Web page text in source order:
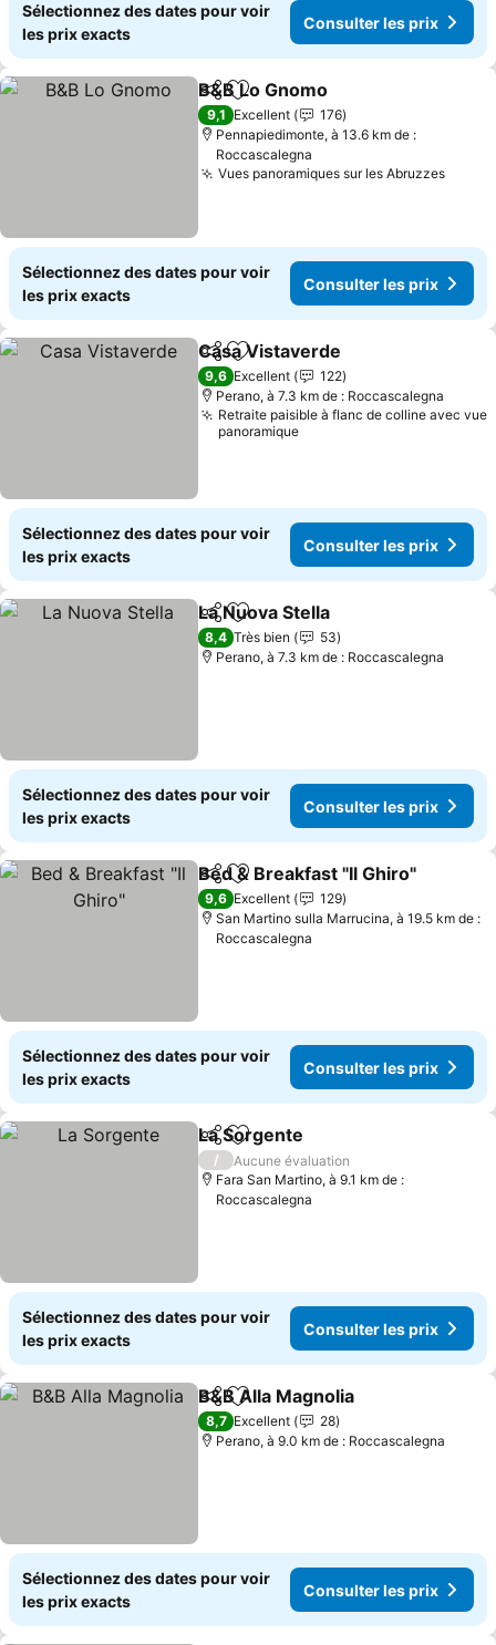
Sélectionnez des dates pour voir
les prix exacts
Consulter les prix
PartagerAjouter à mes favoris
B&B Lo Gnomo
9,1 Excellent
176
Pennapiedimonte, à 13.6 km de :
Roccascalegna
Vues panoramiques sur les Abruzzes
Sélectionnez des dates pour voir
les prix exacts
Consulter les prix
PartagerAjouter à mes favoris
Casa Vistaverde
9,6 Excellent
122
Perano, à 7.3 km de : Roccascalegna
Retraite paisible à flanc de colline avec vue
panoramique
Sélectionnez des dates pour voir
les prix exacts
Consulter les prix
PartagerAjouter à mes favoris
La Nuova Stella
8,4 Très bien
53
Perano, à 7.3 km de : Roccascalegna
Sélectionnez des dates pour voir
les prix exacts
Consulter les prix
PartagerAjouter à mes favoris
Bed & Breakfast "Il Ghiro"
9,6 Excellent
129
San Martino sulla Marrucina, à 19.5 km de :
Roccascalegna
Sélectionnez des dates pour voir
les prix exacts
Consulter les prix
PartagerAjouter à mes favoris
La Sorgente
/
Aucune évaluation
Fara San Martino, à 9.1 km de :
Roccascalegna
Sélectionnez des dates pour voir
les prix exacts
Consulter les prix
PartagerAjouter à mes favoris
B&B Alla Magnolia
8,7 Excellent
28
Perano, à 9.0 km de : Roccascalegna
Sélectionnez des dates pour voir
les prix exacts
Consulter les prix